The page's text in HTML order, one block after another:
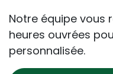
Notre équipe vous
heures ouvrées
personnalisée.